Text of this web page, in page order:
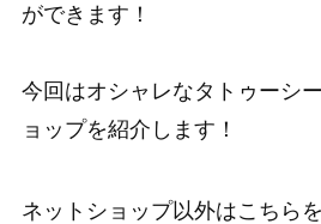
ができます！
今回はオシャレなタトゥーシ
ョップを紹介します！
ネットショップ以外はこちら